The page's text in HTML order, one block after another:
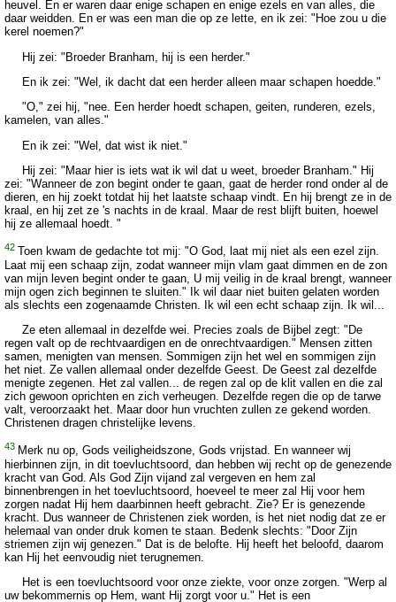
heuvel. En er waren daar enige schapen en enige ezels en van alles, die
daar weidden. En er was een man die op ze lette, en ik zei: "Hoe zou u die
kerel noemen?"
Hij zei: "Broeder Branham, hij is een herder."
En ik zei: "Wel, ik dacht dat een herder alleen maar schapen hoedde."
"O," zei hij, "nee. Een herder hoedt schapen, geiten, runderen, ezels,
kamelen, van alles."
En ik zei: "Wel, dat wist ik niet."
Hij zei: "Maar hier is iets wat ik wil dat u weet, broeder Branham." Hij
zei: "Wanneer de zon begint onder te gaan, gaat de herder rond onder al de
dieren, en hij zoekt totdat hij het laatste schaap vindt. En hij brengt ze in de
kraal, en hij zet ze 's nachts in de kraal. Maar de rest blijft buiten, hoewel
hij ze allemaal hoedt. "
42
Toen kwam de gedachte tot mij: "O God, laat mij niet als een ezel zijn.
Laat mij een schaap zijn, zodat wanneer mijn vlam gaat dimmen en de zon
van mijn leven begint onder te gaan, U mij veilig in de kraal brengt, wanneer
mijn ogen zich beginnen te sluiten." Ik wil daar niet buiten gelaten worden
als slechts een zogenaamde Christen. Ik wil een echt schaap zijn. Ik wil...
Ze eten allemaal in dezelfde wei. Precies zoals de Bijbel zegt: "De
regen valt op de rechtvaardigen en de onrechtvaardigen." Mensen zitten
samen, menigten van mensen. Sommigen zijn het wel en sommigen zijn
het niet. Ze vallen allemaal onder dezelfde Geest. De Geest zal dezelfde
menigte zegenen. Het zal vallen... de regen zal op de klit vallen en die zal
zich gewoon oprichten en zich verheugen. Dezelfde regen die op de tarwe
valt, veroorzaakt het. Maar door hun vruchten zullen ze gekend worden.
Christenen dragen christelijke levens.
43 Merk nu op, Gods veiligheidszone, Gods vrijstad. En wanneer wij
hierbinnen zijn, in dit toevluchtsoord, dan hebben wij recht op de genezende
kracht van God. Als God Zijn vijand zal vergeven en hem zal
binnenbrengen in het toevluchtsoord, hoeveel te meer zal Hij voor hem
zorgen nadat Hij hem daarbinnen heeft gebracht. Zie? Er is genezende
kracht. Dus wanneer de Christenen ziek worden, is het niet nodig dat ze er
helemaal van onder druk komen te staan. Bedenk slechts: "Door Zijn
striemen zijn wij genezen." Dat is de belofte. Hij heeft het beloofd, daarom
kan Hij het eenvoudig niet terugnemen.
Het is een toevluchtsoord voor onze ziekte, voor onze zorgen. "Werp al
uw bekommernis op Hem, want Hij zorgt voor u." Het is een